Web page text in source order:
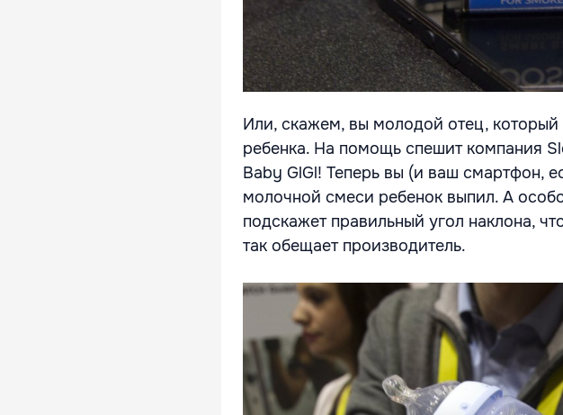
Или, скажем, вы молодой отец, который
ребенка. На помощь спешит компания
Baby GlGl! Теперь вы (и ваш смартфон,
молочной смеси ребенок выпил. А
подскажет правильный угол наклона,
так обещает производитель.